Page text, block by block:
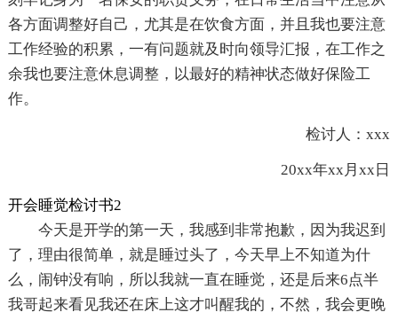
各方面调整好自己，尤其是在饮食方面，并且我也要注意
工作经验的积累，一有问题就及时向领导汇报，在工作之
余我也要注意休息调整，以最好的精神状态做好保险工
作。
检讨人：xxx
20xx年xx月xx日
开会睡觉检讨书2
今天是开学的第一天，我感到非常抱歉，因为我迟到
了，理由很简单，就是睡过头了，今天早上不知道为什
么，闹钟没有响，所以我就一直在睡觉，还是后来6点半
我哥起来看见我还在床上这才叫醒我的，不然，我会更晚